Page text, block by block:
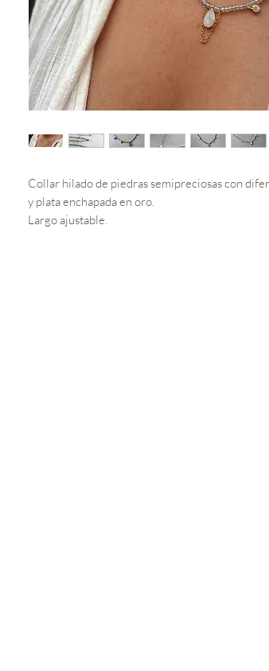
Collar hilado de piedras semipreciosas con
y plata enchapada en oro.
Largo ajustable.